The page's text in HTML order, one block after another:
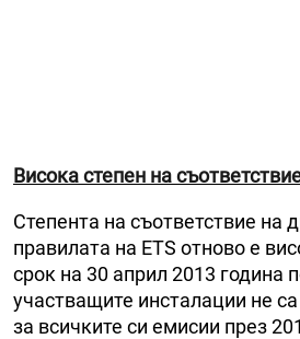
Висока степен на
Степента на съответствие на
правилата на ETS отново е
срок на 30 април 2013 година
участващите инсталации не
за всичките си емисии през